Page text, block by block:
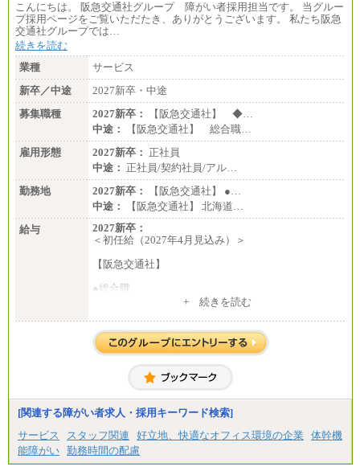
こんにちは。 阪急交通社グループ 障がい者採用担当です。 当グルー
プ採用ページをご覧いただたき、ありがとうございます。 私たち阪急
交通社グループでは…
続きを読む
業種
サービス
新卒／中途
2027新卒・中途
募集職種
2027新卒：
【阪急交通社】 ◆…
中途：
【阪急交通社】 総合職…
雇用形態
2027新卒： 正社員
中途： 正社員/契約社員/アル…
勤務地
2027新卒：
【阪急交通社】 ●…
中途：
【阪急交通社】 北海道…
給与
2027新卒：
＜初任給（2027年4月見込み）＞
【阪急交通社】
●総合職
(※3)、239,000円(※4)、237,000円（※5）
・専門・短大卒
(※3)、218,500円(※4)、216,500円（※5）
※1…東京都、埼玉県、千葉県、神奈川県
※2…大阪府、京都府、兵庫県、滋賀県
※3…愛知県、静岡県
※4…北海道、宮城県、栃木県、群馬県、長野県、新
潟県、富山県、石川県、岡山県、広島県、山口県、
香川県、福岡県
+ 続きを読む
[関連する障がい者求人・採用キーワード検索]
サービス
スタッフ関連 好立地、快適なオフィス環境の企業
体幹機
能障がい 勤務時間の配慮